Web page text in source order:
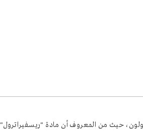
حيث من المعروف أن مادة "ريسفيراترول"